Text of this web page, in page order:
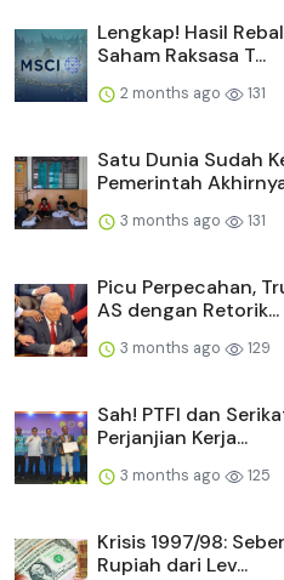
Lengkap! Hasil
Saham Raksasa T...
2 months ago 131
Satu Dunia Sudah
Pemerintah
3 months ago 131
Picu Perpecahan,
AS dengan Retorik...
3 months ago 129
Sah! PTFI dan
Perjanjian Kerja...
3 months ago 125
Krisis 1997/98:
Rupiah dari Lev...